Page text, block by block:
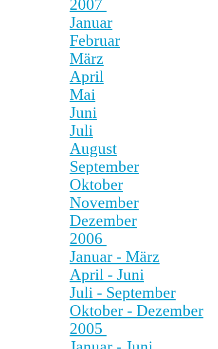
2007
Januar
Februar
März
April
Mai
Juni
Juli
August
September
Oktober
November
Dezember
2006
Januar - März
April - Juni
Juli - September
Oktober - Dezember
2005